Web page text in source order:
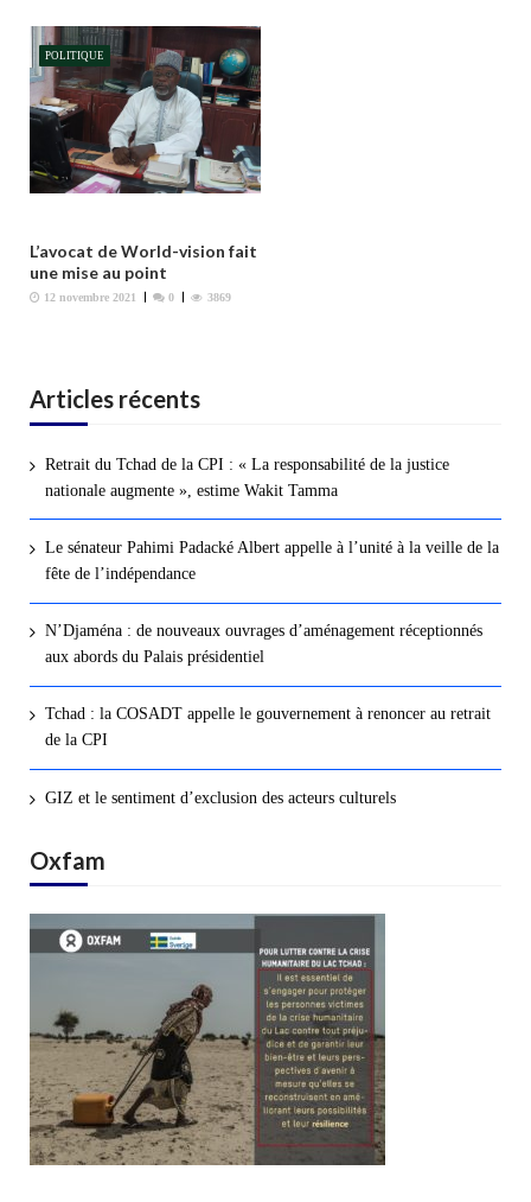
l
e
POLITIQUE
L’avocat de World-vision fait
une mise au point
12 novembre 2021 0 3869
Articles récents
Retrait du Tchad de la CPI : « La responsabilité de la justice
nationale augmente », estime Wakit Tamma
Le sénateur Pahimi Padacké Albert appelle à l’unité à la veille de la
fête de l’indépendance
N’Djaména : de nouveaux ouvrages d’aménagement réceptionnés
aux abords du Palais présidentiel
Tchad : la COSADT appelle le gouvernement à renoncer au retrait
de la CPI
GIZ et le sentiment d’exclusion des acteurs culturels
Oxfam